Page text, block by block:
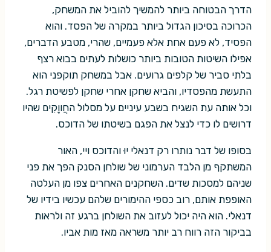
הדרך הבטוחה ביותר להמשיך להוביל את המשחק,
הכרוכה בסיכון הגדול ביותר במקרה של הפסד. והוא
הפסיד, לא פעם אחת אלא פעמיים, שהרי, מטבע הדברים,
אפילו השיטות הטובות ביותר כושלות לעתים בבוא רצף
בלתי סביר של קלפים גרועים. אבל במשחק תוקפני הוא
התעשת מהפסדיו, והביא שחקן אחרי שחקן לפשיטת רגל.
וכל אותה עת השגיח בשבע עיניים על מסלול החֲווָקִים שהיו
דרושים לו כדי לנצל את הפגם בשיטתו של הדוכס.
בסופו של דבר נותרו רק דנאלי יוּ והדוכס ויי, האור
המשתקף מן הלבד הערמוני של שולחן הסנק הפך את פני
שניהם למסכות שדים. השחקנים האחרים צפו מן העלטה
האופפת אותם, רוב כספי ההימורים שלהם עכשיו בידיו של
דנאלי. הוא היה יכול לעזוב את השולחן ברגע זה ולראות
בביקור הזה רווח רב יותר משראה מאז מות אביו.